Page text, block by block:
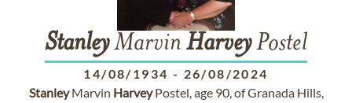
StanleyMarvin HarveyPostel
14/08/1934 - 26/08/2024
StanleyMarvin HarveyPostel, age 90, of Granada Hills,